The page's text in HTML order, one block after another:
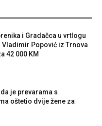
i Gradačca u vrtlogu
Vladimir Popović iz Trnova
42 000 KM
je prevarama s
oštetio dvije žene za